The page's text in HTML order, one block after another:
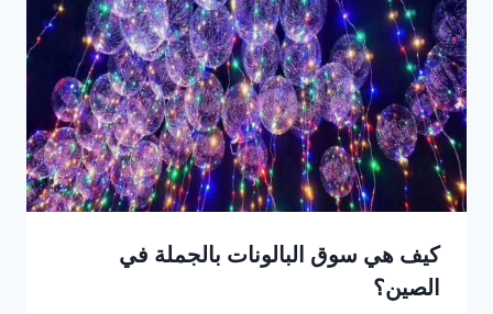
كيف هي سوق البالونات بالجملة في
الصين؟